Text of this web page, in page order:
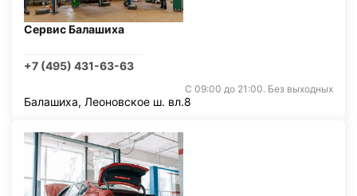
Сервис Балашиха
+7 (495) 431-63-63
С 09:00 до 21:00. Без выходных
Балашиха, Леоновское ш. вл.8